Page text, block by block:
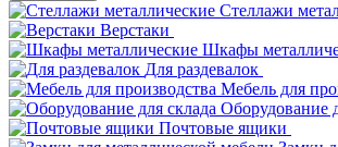
Стеллажи
Верстаки
Шкафы
Для раздевалок
Мебель для
Оборудование
Почтовые ящики